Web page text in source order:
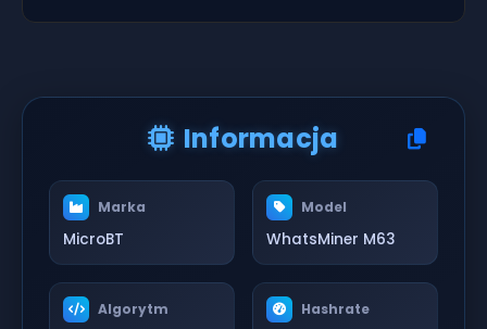
Informacja
Marka
MicroBT
Model
WhatsMiner M63
Algorytm Hashrate